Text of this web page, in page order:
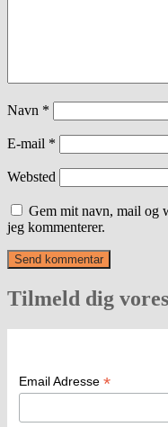
Navn *
E-mail *
Websted
Gem mit navn, mail og
jeg kommenterer.
Tilmeld dig
Email Adresse *